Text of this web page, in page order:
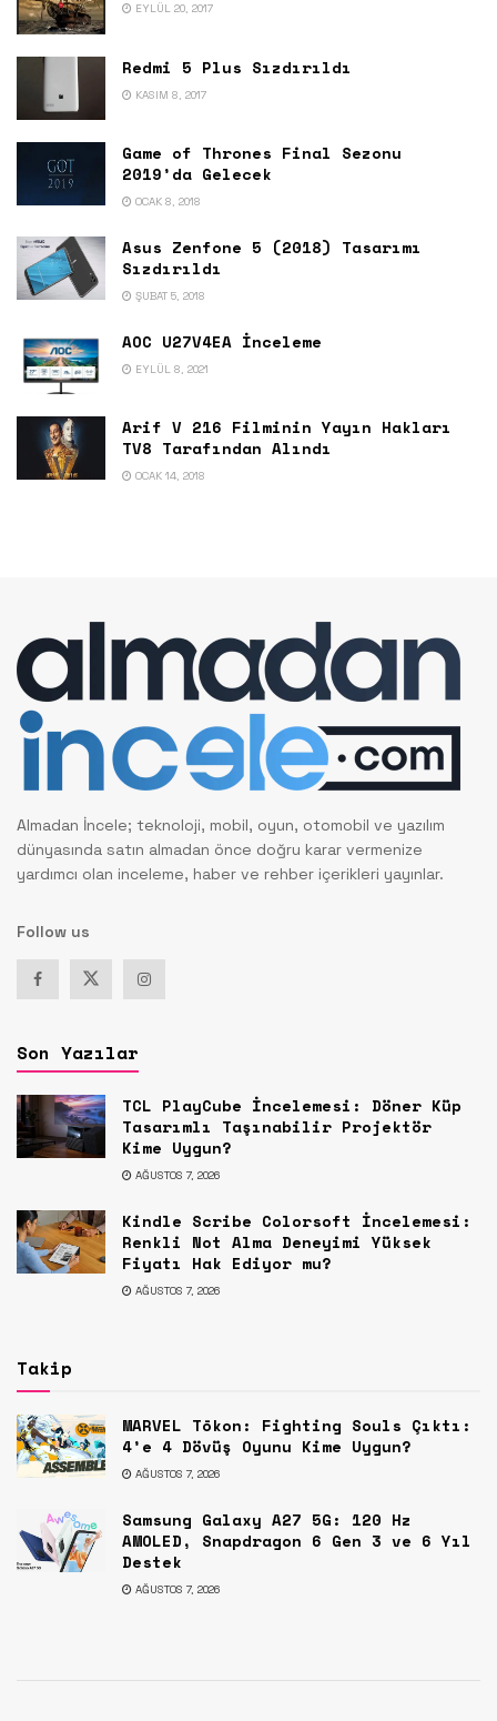
EYLÜL 20, 2017
Redmi 5 Plus Sızdırıldı
KASIM 8, 2017
Game of Thrones Final Sezonu
2019’da Gelecek
OCAK 8, 2018
Asus Zenfone 5 (2018) Tasarımı
Sızdırıldı
ŞUBAT 5, 2018
AOC U27V4EA İnceleme
EYLÜL 8, 2021
Arif V 216 Filminin Yayın Hakları
TV8 Tarafından Alındı
OCAK 14, 2018
Almadan İncele; teknoloji, mobil, oyun, otomobil ve yazılım
dünyasında satın almadan önce doğru karar vermenize
yardımcı olan inceleme, haber ve rehber içerikleri yayınlar.
Follow us
Son Yazılar
TCL PlayCube İncelemesi: Döner Küp
Tasarımlı Taşınabilir Projektör
Kime Uygun?
AĞUSTOS 7, 2026
Kindle Scribe Colorsoft İncelemesi:
Renkli Not Alma Deneyimi Yüksek
Fiyatı Hak Ediyor mu?
AĞUSTOS 7, 2026
Takip
MARVEL Tōkon: Fighting Souls Çıktı:
4’e 4 Dövüş Oyunu Kime Uygun?
AĞUSTOS 7, 2026
Samsung Galaxy A27 5G: 120 Hz
AMOLED, Snapdragon 6 Gen 3 ve 6 Yıl
Destek
AĞUSTOS 7, 2026